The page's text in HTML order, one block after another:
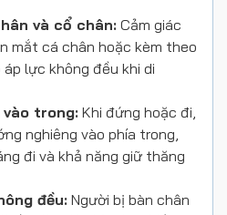
và cổ chân: Cảm giác
mắt cá chân hoặc kèm theo
lực không đều khi di
trong: Khi đứng hoặc đi,
nghiêng vào phía trong,
đi và khả năng giữ thăng
đều: Người bị bàn chân